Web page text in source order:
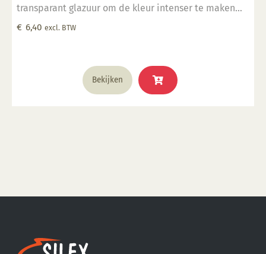
transparant glazuur om de kleur intenser te maken
Geschikt voor gebruiksgoed mits er een transparant
€ 6,40 excl. BTW
Bekijken